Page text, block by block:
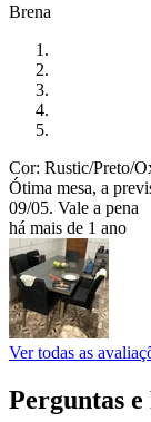
Brena
Cor: Rustic/Preto/
Ótima mesa, a
09/05. Vale a pena
há mais de 1 ano
Ver todas as
Perguntas e